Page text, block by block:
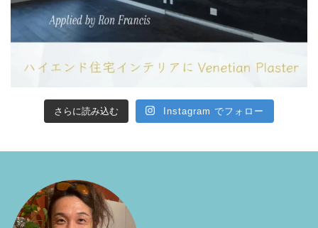
さらに読み込む Instagram でフォロー